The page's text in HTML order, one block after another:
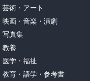
芸術・アート
映画・音楽・演劇
写真集
教養
医学・福祉
教育・語学・参考書